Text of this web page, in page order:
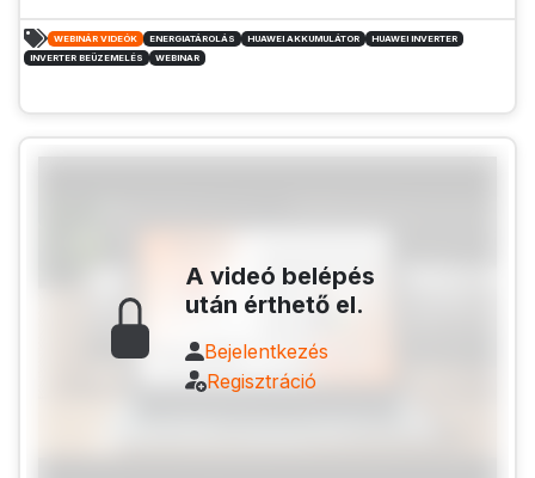
WEBINÁR VIDEÓK ENERGIATÁROLÁS HUAWEI AKKUMULÁTOR
HUAWEI INVERTER
INVERTER BEÜZEMELÉS
WEBINAR
A videó belépés
után érthető el.
Bejelentkezés
Regisztráció